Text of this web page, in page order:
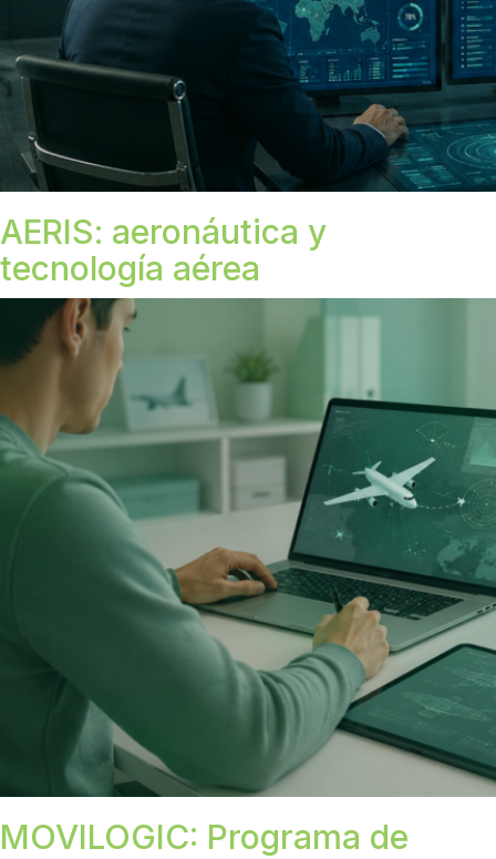
AERIS: aeronáutica y
tecnología aérea
MOVILOGIC: Programa de